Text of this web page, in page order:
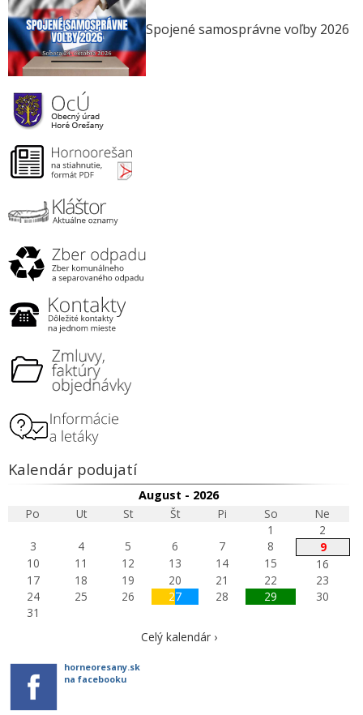
Spojené samosprávne voľby 2026
Kalendár podujatí
August - 2026
Po
Ut St Št Pi So
Ne
1
2
3
4 5 6 7 8
9
10
11 12 13 14 15
16
17
18 19 20 21 22
23
24
25 26 27 28 29
30
31
Celý kalendár ›
horneoresany.sk
na facebooku